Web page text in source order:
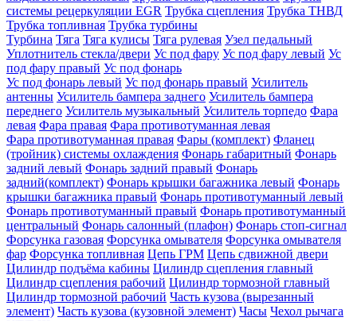
системы рецеркуляции EGR Трубка сцепления Трубка ТНВД
Трубка топливная Трубка турбины
Турбина Тяга Тяга кулисы Тяга рулевая Узел педальный
Уплотнитель стекла/двери Ус под фару Ус под фару левый Ус
под фару правый Ус под фонарь
Ус под фонарь левый Ус под фонарь правый Усилитель
антенны Усилитель бампера заднего Усилитель бампера
переднего Усилитель музыкальный Усилитель торпедо Фара
левая Фара правая Фара противотуманная левая
Фара противотуманная правая Фары (комплект) Фланец
(тройник) системы охлаждения Фонарь габаритный Фонарь
задний левый Фонарь задний правый Фонарь
задний(комплект) Фонарь крышки багажника левый Фонарь
крышки багажника правый Фонарь противотуманный левый
Фонарь противотуманный правый Фонарь противотуманный
центральный Фонарь салонный (плафон) Фонарь стоп-сигнал
Форсунка газовая Форсунка омывателя Форсунка омывателя
фар Форсунка топливная Цепь ГРМ Цепь сдвижной двери
Цилиндр подъёма кабины Цилиндр сцепления главный
Цилиндр сцепления рабочий Цилиндр тормозной главный
Цилиндр тормозной рабочий Часть кузова (вырезанный
элемент) Часть кузова (кузовной элемент) Часы Чехол рычага